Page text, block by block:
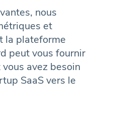
nous
et
la plateforme
peut vous fournir
avez besoin
SaaS vers le